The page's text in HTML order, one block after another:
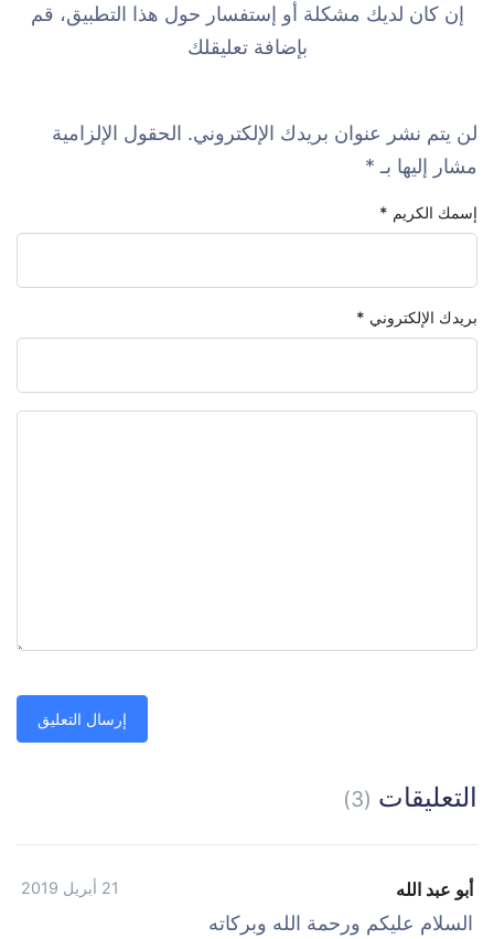
إن كان لديك مشكلة أو إستفسار حول هذا التطبيق، قم
بإضافة تعليقلك
لن يتم نشر عنوان بريدك الإلكتروني. الحقول الإلزامية
مشار إليها بـ *
إسمك الكريم *
بريدك الإلكتروني *
التعليقات (3)
أبو عبد الله 21 أبريل 2019
السلام عليكم ورحمة الله وبركاته